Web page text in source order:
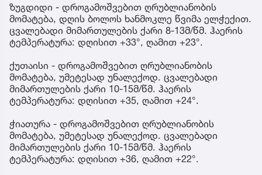
ზუგდიდი - დროგამოშვებით ღრუბლიანობის
მომატება, დღის ბოლოს ხანმოკლე წვიმა ელჭექით.
ცვალებადი მიმართულების ქარი 8-13მ/წმ. ჰაერის
ტემპერატურა: დღისით +33°, ღამით +23°.
ქუთაისი - დროგამოშვებით ღრუბლიანობის
მომატება, უმეტესად უნალექოდ. ცვალებადი
მიმართულების ქარი 10-15მ/წმ. ჰაერის
ტემპერატურა: დღისით +35, ღამით +24°.
ჭიათურა - დროგამოშვებით ღრუბლიანობის
მომატება, უმეტესად უნალექოდ. ცვალებადი
მიმართულების ქარი 10-15მ/წმ. ჰაერის
ტემპერატურა: დღისით +36, ღამით +22°.